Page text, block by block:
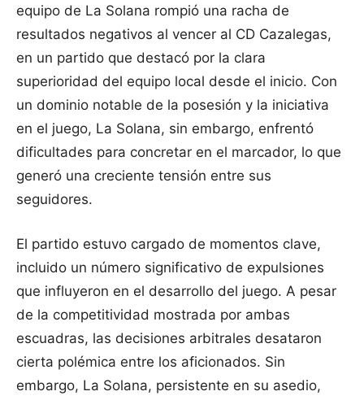
equipo de La Solana rompió una racha de
resultados negativos al vencer al CD Cazalegas,
en un partido que destacó por la clara
superioridad del equipo local desde el inicio. Con
un dominio notable de la posesión y la iniciativa
en el juego, La Solana, sin embargo, enfrentó
dificultades para concretar en el marcador, lo que
generó una creciente tensión entre sus
seguidores.
El partido estuvo cargado de momentos clave,
incluido un número significativo de expulsiones
que influyeron en el desarrollo del juego. A pesar
de la competitividad mostrada por ambas
escuadras, las decisiones arbitrales desataron
cierta polémica entre los aficionados. Sin
embargo, La Solana, persistente en su asedio,